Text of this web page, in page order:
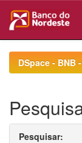
navigationDSpace - BNB
Pesquisar: